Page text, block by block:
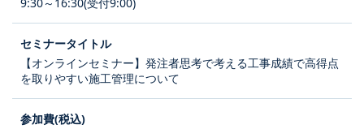
【オンラインセミナー】発注者思考で考える工事成績で高得点
を取りやすい施工管理について